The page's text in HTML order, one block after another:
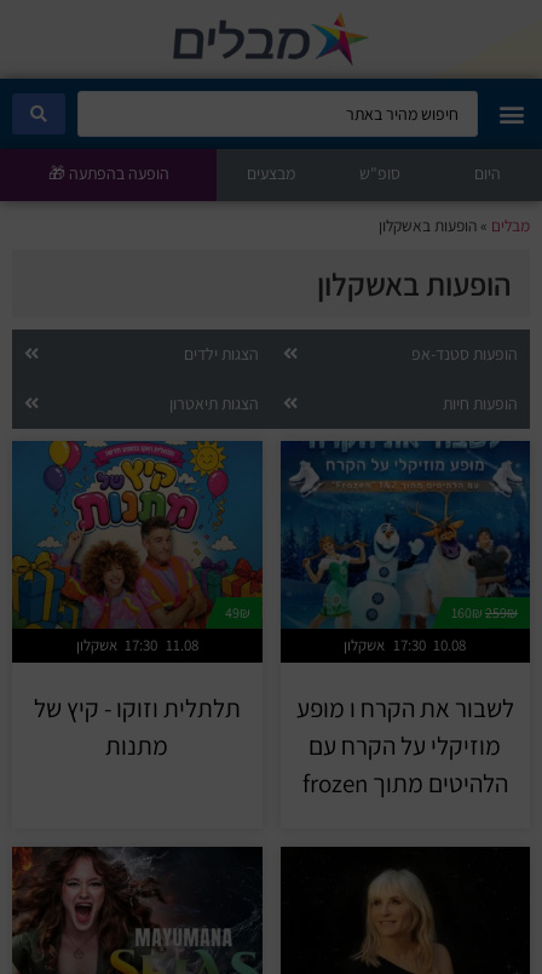
מבלים קלאב
הופעות היום
סטנדאפ
הצגות ילדים
הופעות חיות
הצגות תיאטרון
מחזות זמר
מחול ובלט
קונצרטים
הרצאות
סרטים
חופשה והופעה
היום סופ"ש מבצעים הופעה בהפתעה 🎁
מבלים »הופעות באשקלון
הופעות באשקלון
הופעות סטנד-אפ הצגות ילדים
הופעות חיות הצגות תיאטרון
259₪
אשקלון 17:30 10.08
לשבור את הקרח ו מופע
מוזיקלי על הקרח עם
הלהיטים מתוך frozen
49₪
אשקלון 17:30 11.08
תלתלית וזוקו - קיץ של
מתנות